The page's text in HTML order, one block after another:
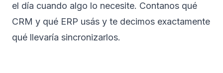
el día cuando algo lo necesite. Contanos qué
CRM y qué ERP usás y te decimos exactamente
qué llevaría sincronizarlos.